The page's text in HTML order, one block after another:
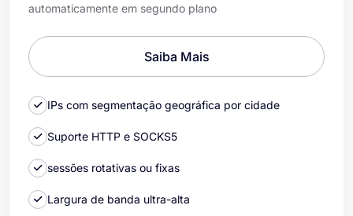
automaticamente em segundo plano
Saiba Mais
IPs com segmentação geográfica por cidade
Suporte HTTP e SOCKS5
sessões rotativas ou fixas
Largura de banda ultra-alta